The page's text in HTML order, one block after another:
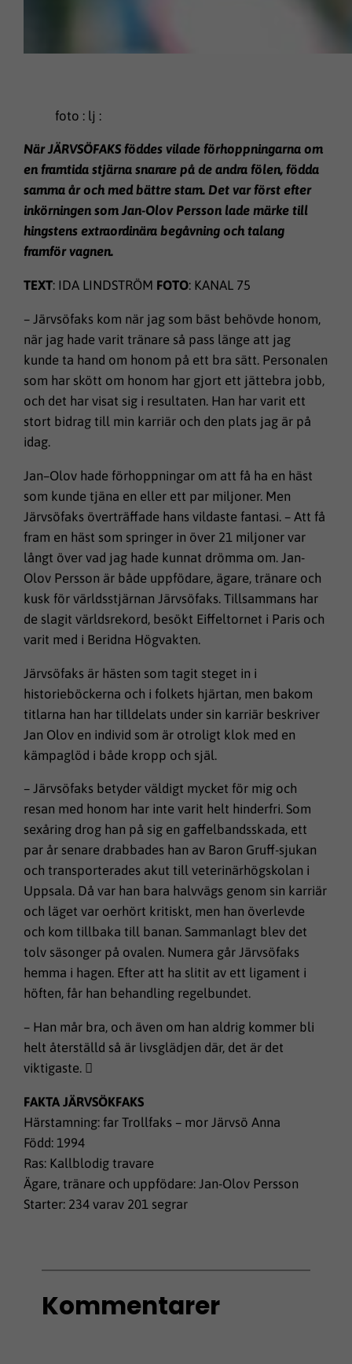
foto : lj :
När JÄRVSÖFAKS föddes vilade förhoppningarna om
en framtida stjärna snarare på de andra fölen, födda
samma år och med bättre stam. Det var först efter
inkörningen som Jan-Olov Persson lade märke till
hingstens extraordinära begåvning och talang
framför vagnen.
TEXT: IDA LINDSTRÖM FOTO: KANAL 75
– Järvsöfaks kom när jag som bäst behövde honom,
när jag hade varit tränare så pass länge att jag
kunde ta hand om honom på ett bra sätt. Personalen
som har skött om honom har gjort ett jättebra jobb,
och det har visat sig i resultaten. Han har varit ett
stort bidrag till min karriär och den plats jag är på
idag.
Jan–Olov hade förhoppningar om att få ha en häst
som kunde tjäna en eller ett par miljoner. Men
Järvsöfaks överträffade hans vildaste fantasi. – Att få
fram en häst som springer in över 21 miljoner var
långt över vad jag hade kunnat drömma om. Jan-
Olov Persson är både uppfödare, ägare, tränare och
kusk för världsstjärnan Järvsöfaks. Tillsammans har
de slagit världsrekord, besökt Eiffeltornet i Paris och
varit med i Beridna Högvakten.
Järvsöfaks är hästen som tagit steget in i
historieböckerna och i folkets hjärtan, men bakom
titlarna han har tilldelats under sin karriär beskriver
Jan Olov en individ som är otroligt klok med en
kämpaglöd i både kropp och själ.
– Järvsöfaks betyder väldigt mycket för mig och
resan med honom har inte varit helt hinderfri. Som
sexåring drog han på sig en gaffelbandsskada, ett
par år senare drabbades han av Baron Gruff-sjukan
och transporterades akut till veterinärhögskolan i
Uppsala. Då var han bara halvvägs genom sin karriär
och läget var oerhört kritiskt, men han överlevde
och kom tillbaka till banan. Sammanlagt blev det
tolv säsonger på ovalen. Numera går Järvsöfaks
hemma i hagen. Efter att ha slitit av ett ligament i
höften, får han behandling regelbundet.
– Han mår bra, och även om han aldrig kommer bli
helt återställd så är livsglädjen där, det är det
viktigaste. 
FAKTA JÄRVSÖKFAKS
Härstamning: far Trollfaks – mor Järvsö Anna
Född: 1994
Ras: Kallblodig travare
Ägare, tränare och uppfödare: Jan-Olov Persson
Starter: 234 varav 201 segrar
Kommentarer